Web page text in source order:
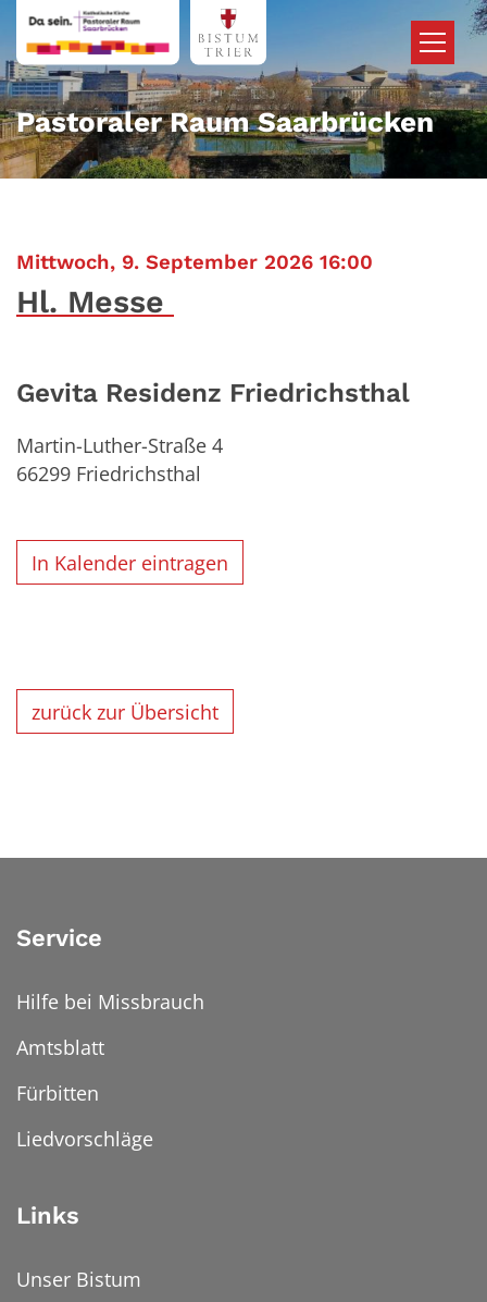
Zum Inhalt springen
Pastoraler Raum Saarbrücken
Mittwoch, 9. September 2026 16:00
Hl. Messe
Gevita Residenz Friedrichsthal
Martin-Luther-Straße 4
66299 Friedrichsthal
In Kalender eintragen
zurück zur Übersicht
Service
Hilfe bei Missbrauch
Amtsblatt
Fürbitten
Liedvorschläge
Links
Unser Bistum